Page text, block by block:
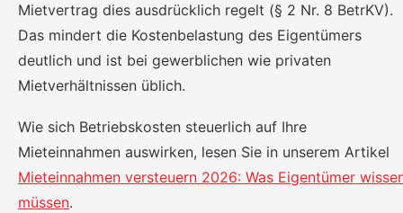
Mietvertrag dies ausdrücklich regelt (§ 2 Nr. 8 BetrKV).
Das mindert die Kostenbelastung des Eigentümers
deutlich und ist bei gewerblichen wie privaten
Mietverhältnissen üblich.
Wie sich Betriebskosten steuerlich auf Ihre
Mieteinnahmen auswirken, lesen Sie in unserem Artikel
Mieteinnahmen versteuern 2026: Was Eigentümer
müssen.